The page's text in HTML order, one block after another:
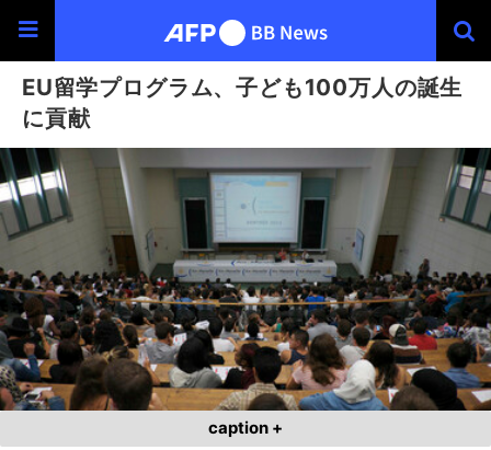
EU留学プログラム、子ども100万人の誕生
に貢献
caption +